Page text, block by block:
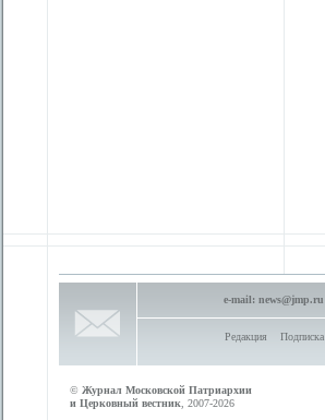
e-mail: news@jmp.ru
Редакция Подписка
© Журнал Московской Патриархии
и Церковный вестник , 2007-2026